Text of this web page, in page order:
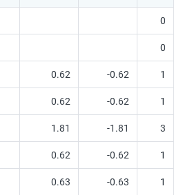
0
0
0.62 -0.62 1
0.62 -0.62 1
1.81 -1.81 3
0.62 -0.62 1
0.63 -0.63 1